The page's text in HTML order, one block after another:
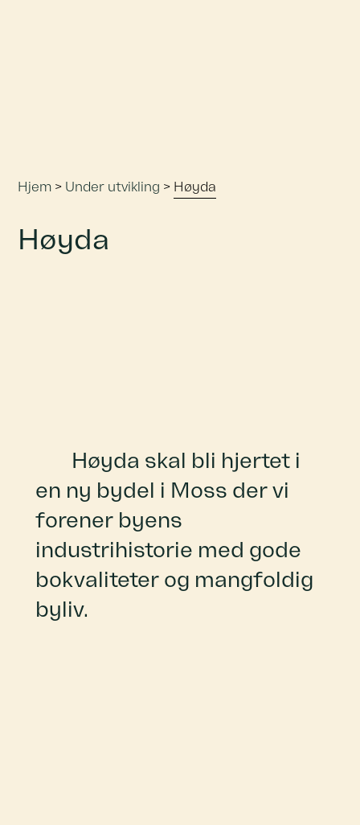
Hjem > Under utvikling > Høyda
Høyda
Høyda skal bli hjertet i
en ny bydel i Moss der vi
forener byens
industrihistorie med gode
bokvaliteter og mangfoldig
byliv.